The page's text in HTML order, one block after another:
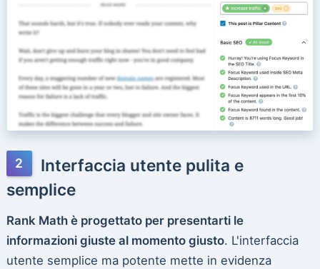
Interfaccia utente pulita e
semplice
Rank Math è progettato per presentarti le
informazioni giuste al momento giusto. L'interfaccia
utente semplice ma potente mette in evidenza